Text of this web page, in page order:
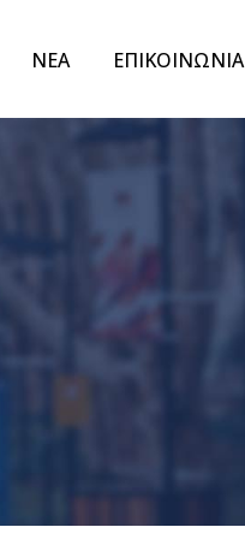
ΝΕΑ ΕΠΙΚΟΙΝΩΝΙΑ